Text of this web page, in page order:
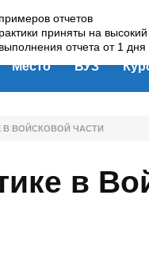
отчетов
приняты на
отчета от 1 дня
Место ВУЗ
В ВОЙСКОВОЙ ЧАСТИ
в